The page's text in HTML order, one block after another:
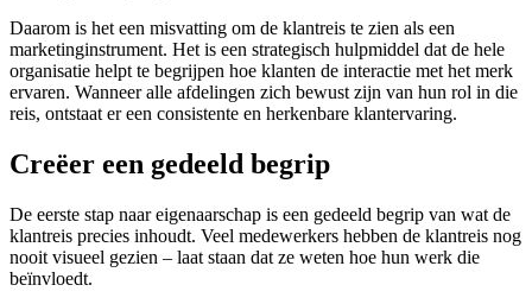
Daarom is het een misvatting om de klantreis te zien als een
marketinginstrument. Het is een strategisch hulpmiddel dat de hele
organisatie helpt te begrijpen hoe klanten de interactie met het merk
ervaren. Wanneer alle afdelingen zich bewust zijn van hun rol in die
reis, ontstaat er een consistente en herkenbare klantervaring.
Creëer een gedeeld begrip
De eerste stap naar eigenaarschap is een gedeeld begrip van wat de
klantreis precies inhoudt. Veel medewerkers hebben de klantreis nog
nooit visueel gezien – laat staan dat ze weten hoe hun werk die
beïnvloedt.